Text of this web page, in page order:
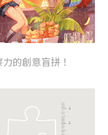
的創意盲拼！